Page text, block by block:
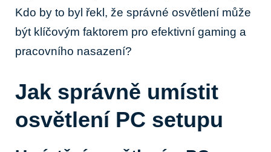
Kdo by to byl řekl, že správné osvětlení může
být klíčovým faktorem pro efektivní gaming a
pracovního nasazení?
Jak správně umístit
osvětlení PC setupu